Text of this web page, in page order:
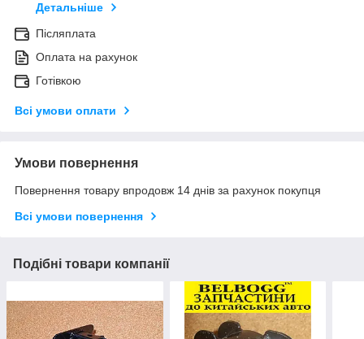
Детальніше
Післяплата
Оплата на рахунок
Готівкою
Всі умови оплати
Умови повернення
Повернення товару впродовж 14 днів за рахунок покупця
Всі умови повернення
Подібні товари компанії